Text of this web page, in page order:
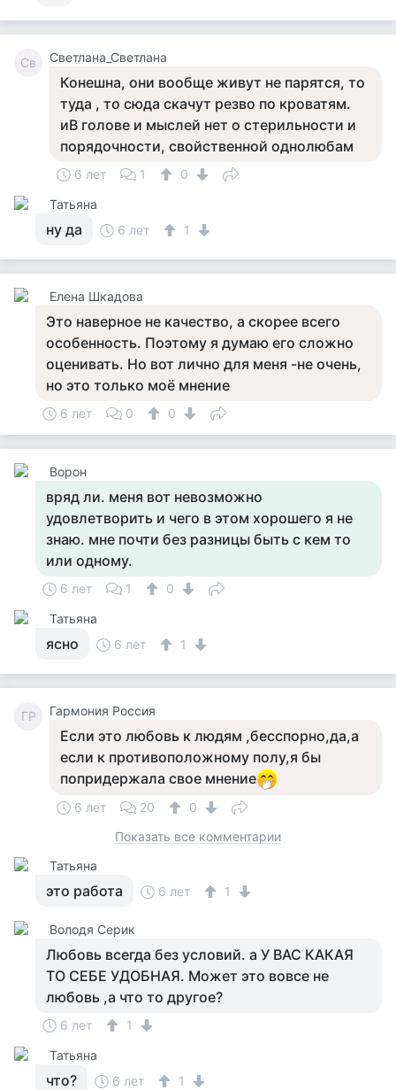
Св Светлана_Светлана
Конешна, они вообще живут не парятся, то
туда , то сюда скачут резво по кроватям.
иВ голове и мыслей нет о стерильности и
порядочности, свойственной однолюбам
6 лет 1
0
Татьяна
ну да 6 лет 1
Елена Шкадова
Это наверное не качество, а скорее всего
особенность. Поэтому я думаю его сложно
оценивать. Но вот лично для меня -не очень,
но это только моё мнение
6 лет 0 0
Ворон
вряд ли. меня вот невозможно
удовлетворить и чего в этом хорошего я не
знаю. мне почти без разницы быть с кем то
или одному.
6 лет 1
0
Татьяна
ясно 6 лет 1
ГР Гармония Россия
Если это любовь к людям ,бесспорно,да,а
если к противоположному полу,я бы
попридержала свое мнение
6 лет 20
0
Показать все комментарии
Татьяна
это работа 6 лет 1
Володя Серик
Любовь всегда без условий. а У ВАС КАКАЯ
ТО СЕБЕ УДОБНАЯ. Может это вовсе не
любовь ,а что то другое?
6 лет
1
Татьяна
что? 6 лет 1